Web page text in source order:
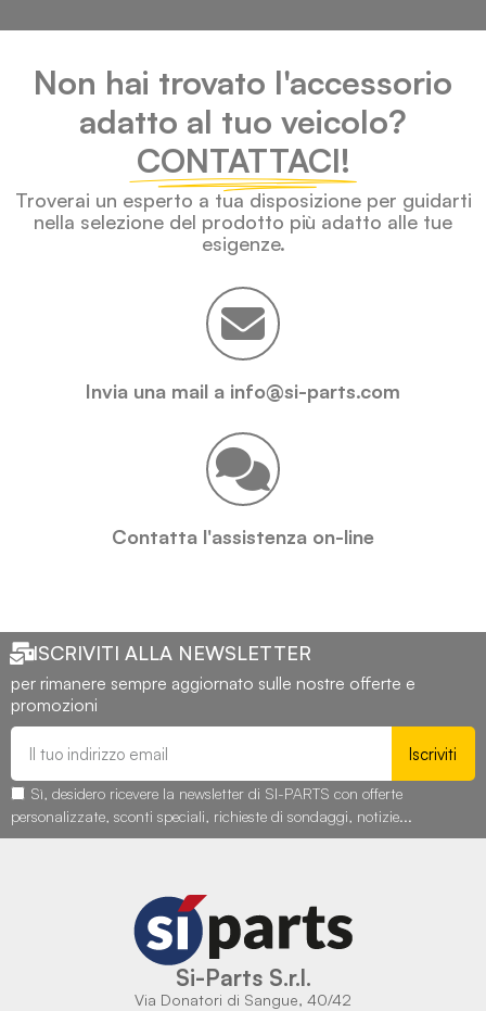
Non hai trovato l'accessorio
adatto al tuo veicolo?
CONTATTACI!
Troverai un esperto a tua disposizione per guidarti
nella selezione del prodotto più adatto alle tue
esigenze.
Invia una mail a info@si-parts.com
Contatta l'assistenza on-line
ISCRIVITI ALLA NEWSLETTER
per rimanere sempre aggiornato sulle nostre offerte e
promozioni
Iscriviti
Sì, desidero ricevere la newsletter di SI-PARTS con offerte
personalizzate, sconti speciali, richieste di sondaggi, notizie...
Si-Parts S.r.l.
Via Donatori di Sangue, 40/42